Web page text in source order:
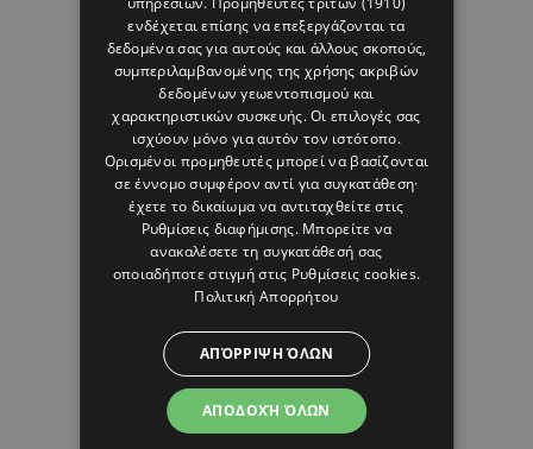
06 ΑΥΓΟΥΣΤΟΥ 26 - 12:44
HELLO! Cyprus
ενδέχεται επίσης να επεξεργάζονται τα
δεδομένα σας για αυτούς και άλλους σκοπούς,
συμπεριλαμβανομένης της χρήσης ακριβών
δεδομένων γεωεντοπισμού και
χαρακτηριστικών συσκευής. Οι επιλογές σας
ισχύουν μόνο για αυτόν τον ιστότοπο.
Ορισμένοι προμηθευτές μπορεί να βασίζονται
σε έννομο συμφέρον αντί για συγκατάθεση·
έχετε το δικαίωμα να αντιταχθείτε στις
Ρυθμίσεις διαφήμισης. Μπορείτε να
ανακαλέσετε τη συγκατάθεσή σας
οποιαδήποτε στιγμή στις Ρυθμίσεις cookies.
Πολιτική Απορρήτου
ΑΠΟΔΟΧΉ ΌΛΩΝ
ΑΠΌΡΡΙΨΗ ΌΛΩΝ